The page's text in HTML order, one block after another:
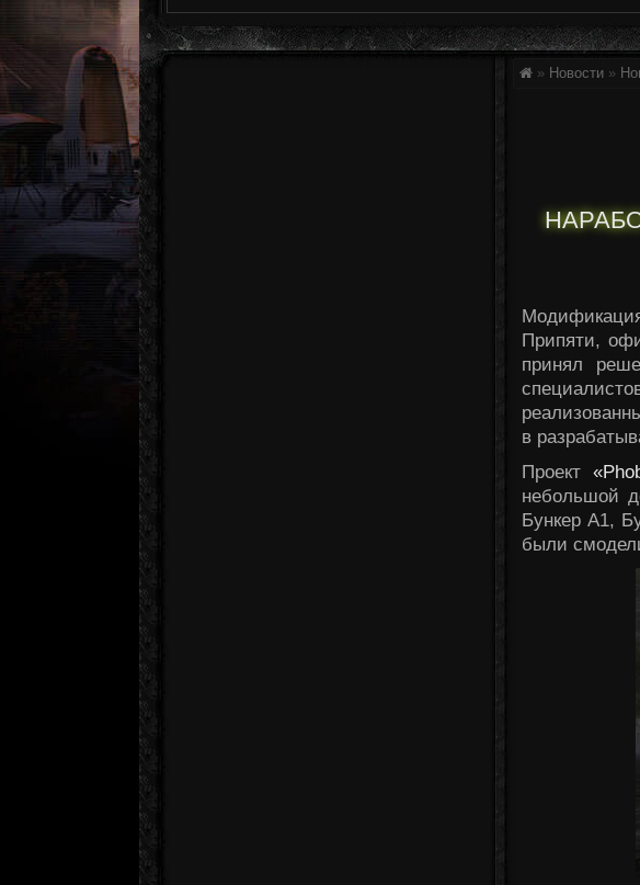
» Новости »
Припяти,
принял
в
Проект
небольшой
Бункер А1,
были